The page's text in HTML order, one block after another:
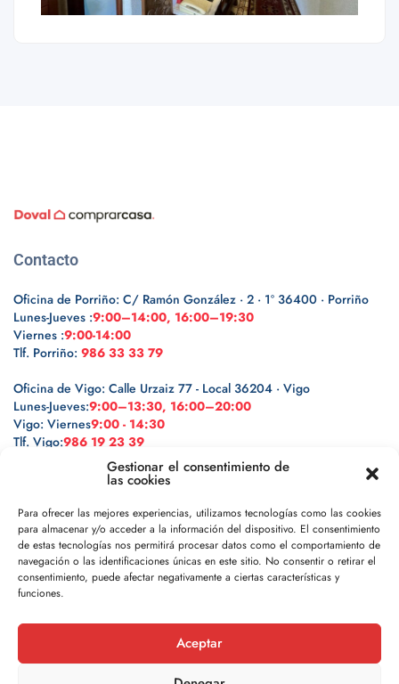
Gestionar el consentimiento de
las cookies
Para ofrecer las mejores experiencias, utilizamos tecnologías como las cookies
para almacenar y/o acceder a la información del dispositivo. El consentimiento
de estas tecnologías nos permitirá procesar datos como el comportamiento de
navegación o las identificaciones únicas en este sitio. No consentir o retirar el
consentimiento, puede afectar negativamente a ciertas características y
funciones.
Aceptar
Contacto
Oficina de Porriño: C/ Ramón González · 2 · 1º 36400 · Porriño
Lunes-Jueves :9:00–14:00, 16:00–19:30
Viernes :9:00-14:00
Tlf. Porriño: 986 33 33 79
Oficina de Vigo: Calle Urzaiz 77 - Local 36204 · Vigo
Lunes-Jueves:9:00–13:30, 16:00–20:00
Vigo: Viernes9:00 - 14:30
Tlf. Vigo:986 19 23 39
Legal
Política de privacidad